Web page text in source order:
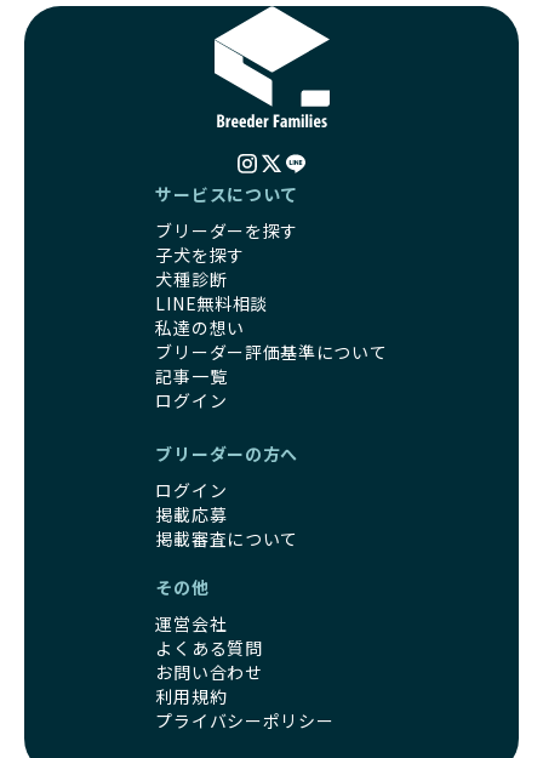
気で健康なスタートを切れることが大きな魅力です。
子犬の社会性は、家庭でのしつけをスムーズにする重要なポ
イントです。BreederFamiliesのブリーダーは、母犬や兄弟
犬、人との触れ合いの時間をしっかり確保し、子犬が自然に
コミュニケーション能力を身につけられるよう育てていま
家庭に迎えたその日から、すでに社会性の基盤ができている
ため、新しい環境にもスムーズに適応できます。
これにより、飼い主さんにとっても安心してスタートできる
BreederFamiliesのブリーダーは、犬種に関する豊富な知識
と経験を持っています。そのため、子犬を迎えた後の健康管
理やしつけ、生活スタイルに合わせた育て方について、丁寧
なアドバイスを受けられます。「この犬種ならではの特徴
は？」「食事はどうしたらいい？」など、疑問や悩みがあれ
ば、専門的な視点から解決のヒントをもらえるのも安心でき
BreederFamiliesでは、すべてのブリーダーが厳しい基準を
クリアした方々だけです。運営チームがブリーダーに直接ヒ
アリングを行い、現地確認を経て透明性の高い情報を公開し
これにより、ユーザーは見た目だけでなく、育成環境や健康
管理体制、社会性の取り組みといった客観的なデータを基に
子犬のお迎えまでのやりとりに不安を感じる方も多いかもし
れませんが、BreederFamiliesならその心配は無用です。
運営チームがブリーダーとのやりとりを全面的にサポートし
ます。不明点やトラブルが発生した場合も迅速に対応するた
め、安心してお迎え準備を進められます。
引退犬とは、繁殖期を終えたワンちゃんたちのことを指しま
す。
優良ブリーダーは、引退犬も家族の一員として、彼らの幸せ
を願っています。よって、引退後も自宅で飼育を続けるか、
信頼できる相手に譲渡するなど、ワンちゃんが幸せに暮らせ
一方、営利優先ブリーダーは引退犬を「コスト」として考
え、早く手放すことを考えます。場合によっては、悪徳保護
団体に引き渡されることもあり、ワンちゃんの生活が不安定
になる可能性が高まります。
引退犬に対する扱いがどうなっているかも、優良ブリーダー
を見分けるポイントとなります。
「引退犬も大切に」の詳細はこちら
社会化とは、ワンちゃんが人間や他の犬、日常の環境にスム
ーズに適応できるようにするプロセスです。ワンちゃんの社
時期が特に重要です。この期間は、ブリーダーが飼育してい
対して適応力を高めるための基礎を築く貴重な機会となりま
優良ブリーダーは、母犬との愛情ある触れ合いや、兄弟犬や
他の犬との遊び、人や日常的な家庭環境への慣れを促すこと
で社会化を進めています。これにより、新しい家族に迎えら
れた後もストレスなく過ごせるようサポートします。
営利優先ブリーダーは、母犬から早期に分離し、ケージ内で
の生活が中心となるため、ワンちゃんが他の犬や人と触れ合
う機会が少なく、社会性が十分に育たないことがあります。
こうしたワンちゃんは、家庭環境に適応しづらくなるリスク
が高まります。
サービスについて
ブリーダーを探す
子犬を探す
犬種診断
LINE無料相談
私達の想い
ブリーダー評価基準について
記事一覧
ログイン
ブリーダーの方へ
ログイン
掲載応募
掲載審査について
その他
運営会社
よくある質問
お問い合わせ
利用規約
プライバシーポリシー